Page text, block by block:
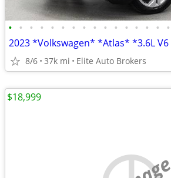
• • • • • • • • • • • • • • • •
8/6 37k mi Elite Auto Brokers
$18,999